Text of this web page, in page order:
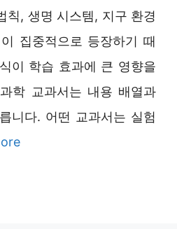
칙, 생명 시스템, 지구 환경
집중적으로 등장하기 때
이 학습 효과에 큰 영향을
학 교과서는 내용 배열과
니다. 어떤 교과서는 실험